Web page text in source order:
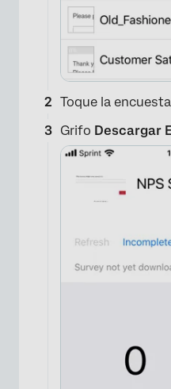
Toque la
Grifo Descargar